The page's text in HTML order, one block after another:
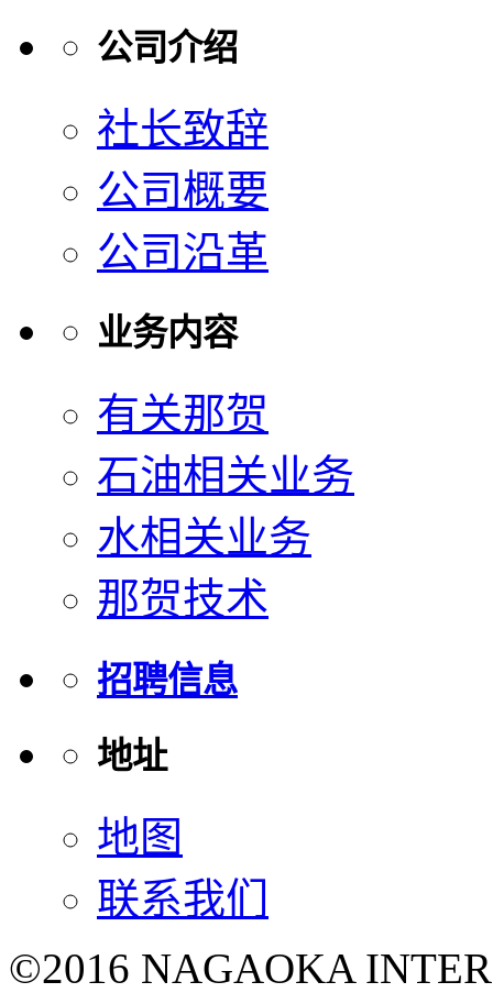
公司介绍
社长致辞
公司概要
公司沿革
业务内容
有关那贺
石油相关业务
水相关业务
那贺技术
招聘信息
地址
地图
联系我们
©2016 NAGAOKA